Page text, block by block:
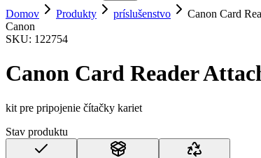
Domov Produkty príslušenstvo
Canon Card
Canon
SKU: 122754
Canon Card Reader
kit pre pripojenie čítačky kariet
Stav produktu